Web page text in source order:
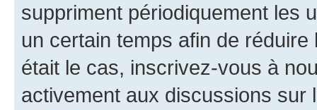
suppriment périodiquement les
un certain temps afin de
était le cas, inscrivez-vous à
activement aux discussions sur